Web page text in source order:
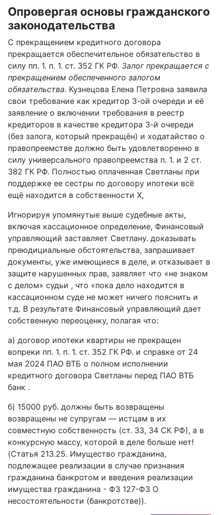
Опровергая основы гражданского
законодательства
С прекращением кредитного договора
прекращается обеспечительное обязательство в
силу пп. 1. п. 1. ст. 352 ГК РФ. Залог прекращается с
прекращением обеспеченного залогом
обязательства. Кузнецова Елена Петровна заявила
свои требование как кредитор 3-ой очереди и её
заявление о включении требования в реестр
кредиторов в качестве кредитора 3-й очереди
(без залога, который прекращён) и ходатайство о
правопреемстве должно быть удовлетворенно в
силу универсального правопреемства п. 1. и 2 ст.
382 ГК РФ. Полностью оплаченная Светланы при
поддержке ее сестры по договору ипотеки всё
ещё находится в собственности Х,
Игнорируя упомянутые выше судебные акты,
включая кассационное определение, Финансовый
управляющий заставляет Светлану. доказывать
преюдициальные обстоятельства, запрашивает
документы, уже имеющиеся в деле, и отказывает в
защите нарушенных прав, заявляет что «не знаком
с делом» судьи , что «пока дело находится в
кассационном суде не может ничего пояснить и
т.д. В результате Финансовый управляющий дает
собственную переоценку, полагая что:
а) договор ипотеки квартиры не прекращен
вопреки пп. 1. п. 1. ст. 352 ГК РФ. и справке от 24
мая 2024 ПАО ВТБ о полном исполнении
кредитного договора Светланы перед ПАО ВТБ
банк .
б) 15000 руб. должны быть возвращены
возвращены не супругам — истцам в их
совместную собственность (ст. 33, 34 СК РФ), а в
конкурсную массу, которой в деле больше нет!
(Статья 213.25. Имущество гражданина,
подлежащее реализации в случае признания
гражданина банкротом и введения реализации
имущества гражданина - ФЗ 127-ФЗ О
несостоятельности (банкротстве)).